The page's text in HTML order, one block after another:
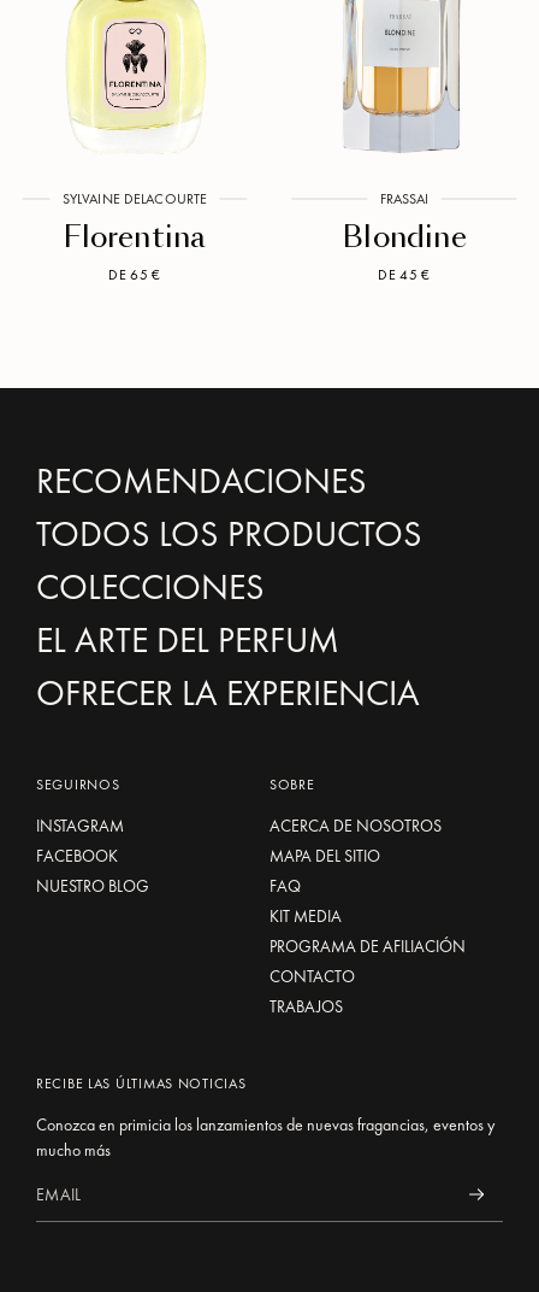
SYLVAINE DELACOURTE
Florentina
DE 65 €
FRASSAI
Blondine
DE 45 €
RECOMENDACIONES
TODOS LOS PRODUCTOS
COLECCIONES
EL ARTE DEL PERFUM
OFRECER LA EXPERIENCIA
SEGUIRNOS
INSTAGRAM
FACEBOOK
NUESTRO BLOG
SOBRE
ACERCA DE NOSOTROS
MAPA DEL SITIO
FAQ
KIT MEDIA
PROGRAMA DE AFILIACIÓN
CONTACTO
TRABAJOS
RECIBE LAS ÚLTIMAS NOTICIAS
Conozca en primicia los lanzamientos de nuevas fragancias, eventos y
mucho más